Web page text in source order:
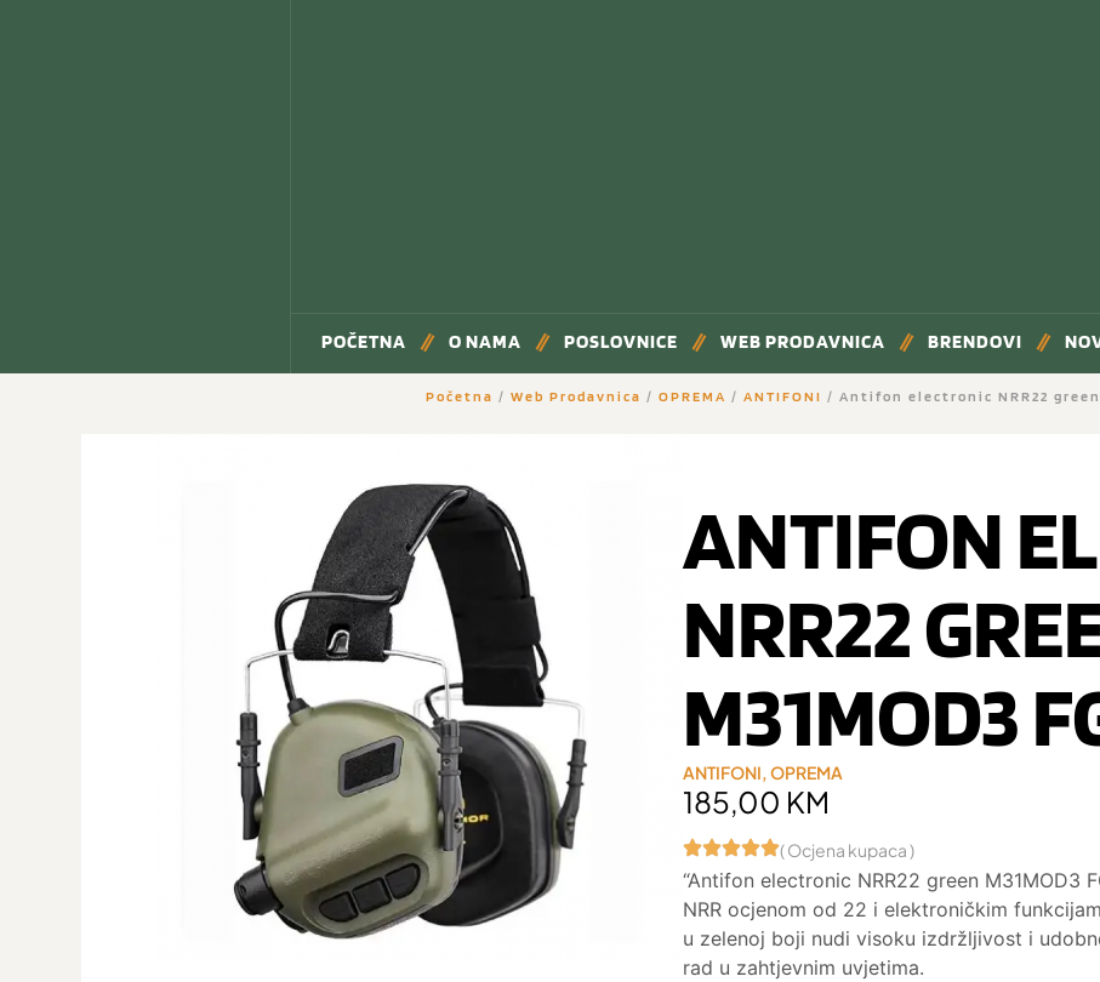
POČETNA O NAMA POSLOVNICE WEB PRODAVNICA BRENDOVI
Početna / Web Prodavnica / OPREMA / ANTIFONI / Antifon electronic NRR22 green
ANTIFON
NRR22
M31MOD3
ANTIFONI,OPREMA
185,00 KM
( Ocjena kupaca )
“Antifon electronic NRR22 green M31MOD3
NRR ocjenom od 22 i elektroničkim
u zelenoj boji nudi visoku izdržljivost i
rad u zahtjevnim uvjetima.